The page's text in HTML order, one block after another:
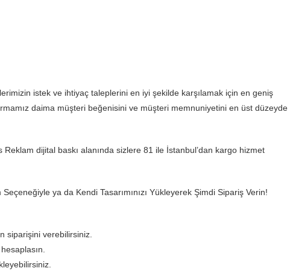
istek ve ihtiyaç taleplerini en iyi şekilde karşılamak için en geniş
daima müşteri beğenisini ve müşteri memnuniyetini en üst düzeyde
Reklam dijital baskı alanında sizlere 81 ile İstanbul’dan kargo hizmet
ya da Kendi Tasarımınızı Yükleyerek Şimdi Sipariş Verin!
siparişini verebilirsiniz.